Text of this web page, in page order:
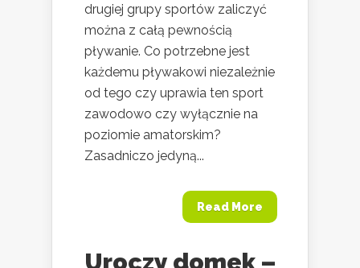
drugiej grupy sportów zaliczyć
można z całą pewnością
pływanie. Co potrzebne jest
każdemu pływakowi niezależnie
od tego czy uprawia ten sport
zawodowo czy wyłącznie na
poziomie amatorskim?
Zasadniczo jedyną...
Read More
Uroczy domek –